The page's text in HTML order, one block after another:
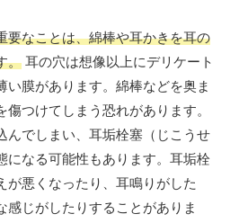
要なことは、綿棒や耳かきを耳の
。 耳の穴は想像以上にデリケート
い膜があります。綿棒などを奥ま
つけてしまう恐れがあります。
んでしまい、耳垢栓塞（じこうせ
になる可能性もあります。耳垢栓
が悪くなったり、耳鳴りがした
感じがしたりすることがありま